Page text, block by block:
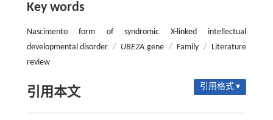
Key words
Nascimento form of syndromic X-linked intellectual
developmental disorder / UBE2A gene / Family / Literature
review
引用本文 引用格式 ▾